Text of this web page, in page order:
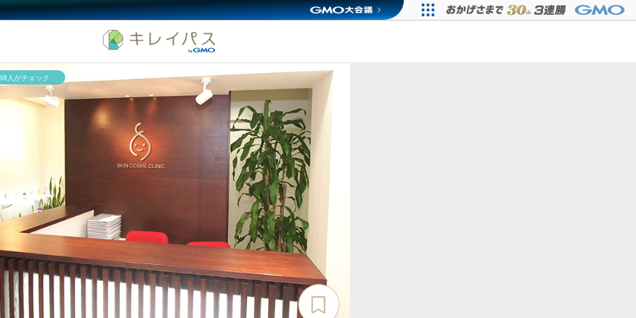
人がチェック